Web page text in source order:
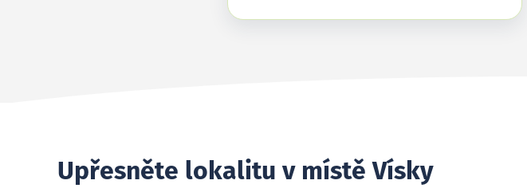
Upřesněte lokalitu v místě Vísky